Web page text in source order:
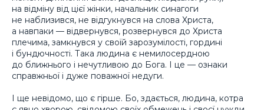
на відміну від цієї жінки, начальник синагоги
не наблизився, не відгукнувся на слова Христа,
а навпаки — відвернувся, розвернувся до Христа
плечима, замкнувся у своїй зарозумілості, гордині
і бундючності. Така людина є немилосердною
до ближнього і нечутливою до Бога. І це — ознаки
справжньої і дуже поважної недуги.
І ще невідомо, що є гірше. Бо, здається, людина, котра